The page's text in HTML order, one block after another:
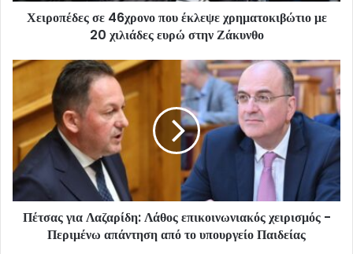
Χειροπέδες σε 46χρονο που έκλεψε χρηματοκιβώτιο με
20 χιλιάδες ευρώ στην Ζάκυνθο
Πέτσας για Λαζαρίδη: Λάθος επικοινωνιακός χειρισμός -
Περιμένω απάντηση από το υπουργείο Παιδείας